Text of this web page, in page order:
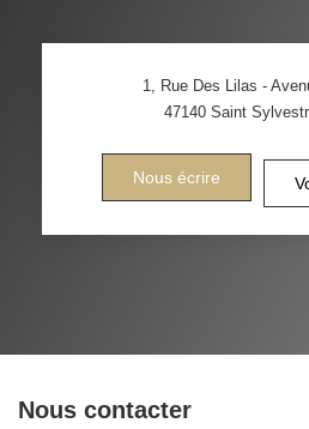
1, Rue Des Lilas -
47140 Saint
Nous écrire
Nous contacter